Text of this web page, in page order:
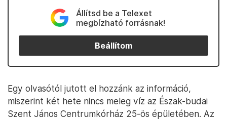
Állítsd be a Telexet
megbízható forrásnak!
Beállítom
Egy olvasótól jutott el hozzánk az információ,
miszerint két hete nincs meleg víz az Észak-budai
Szent János Centrumkórház 25-ös épületében. Az